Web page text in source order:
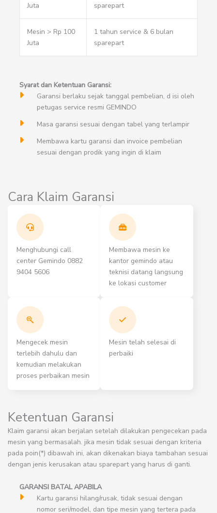
Juta
sparepart
Mesin > Rp 100
Juta
1 tahun service & 6 bulan
sparepart
Syarat dan Ketentuan Garansi:
Garansi berlaku sejak tanggal pembelian, d isi oleh
petugas service resmi GEMINDO
Masa garansi sesuai dengan tabel yang terlampir
Membawa kartu garansi dan invoice pembelian
sesuai dengan prodik yang ingin di klaim
Cara Klaim Garansi
Menghubungi call
center Gemindo 0882
9404 5606
Membawa mesin ke
kantor gemindo atau
teknisi datang langsung
ke lokasi customer
Mengecek mesin
terlebih dahulu dan
kemudian melakukan
proses perbaikan mesin
Mesin telah selesai di
perbaiki
Ketentuan Garansi
Klaim garansi akan berjalan setelah dilakukan pengecekan pada
mesin yang bermasalah. jika mesin tidak sesuai dengan kriteria
pada poin(*) dibawah ini, akan dikenakan biaya tambahan sesuai
dengan jenis kerusakan atau sparepart yang harus di ganti.
GARANSI BATAL APABILA
Kartu garansi hilang/rusak, tidak sesuai dengan
nomor seri/model, dan tipe mesin yang tertera pada